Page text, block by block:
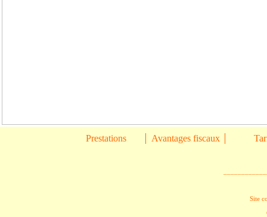
Prestations Avantages fiscaux
Site